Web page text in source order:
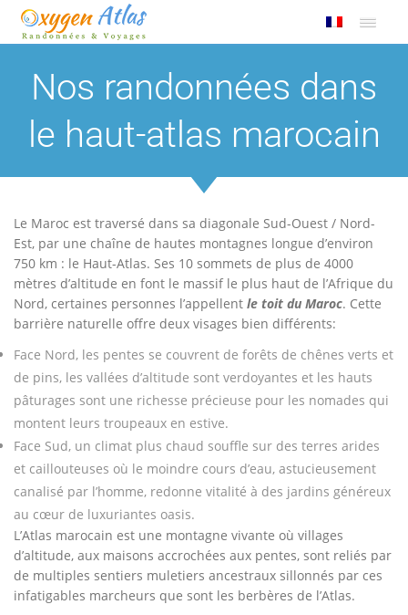
Nos randonnées dans
le haut-atlas marocain
Le Maroc est traversé dans sa diagonale Sud-Ouest / Nord-
Est, par une chaîne de hautes montagnes longue d’environ
750 km : le Haut-Atlas. Ses 10 sommets de plus de 4000
mètres d’altitude en font le massif le plus haut de l’Afrique du
Nord, certaines personnes l’appellent le toit du Maroc. Cette
barrière naturelle offre deux visages bien différents:
Face Nord, les pentes se couvrent de forêts de chênes verts et
de pins, les vallées d’altitude sont verdoyantes et les hauts
pâturages sont une richesse précieuse pour les nomades qui
montent leurs troupeaux en estive.
Face Sud, un climat plus chaud souffle sur des terres arides
et caillouteuses où le moindre cours d’eau, astucieusement
canalisé par l’homme, redonne vitalité à des jardins généreux
au cœur de luxuriantes oasis.
L’Atlas marocain est une montagne vivante où villages
d’altitude, aux maisons accrochées aux pentes, sont reliés par
de multiples sentiers muletiers ancestraux sillonnés par ces
infatigables marcheurs que sont les berbères de l’Atlas.